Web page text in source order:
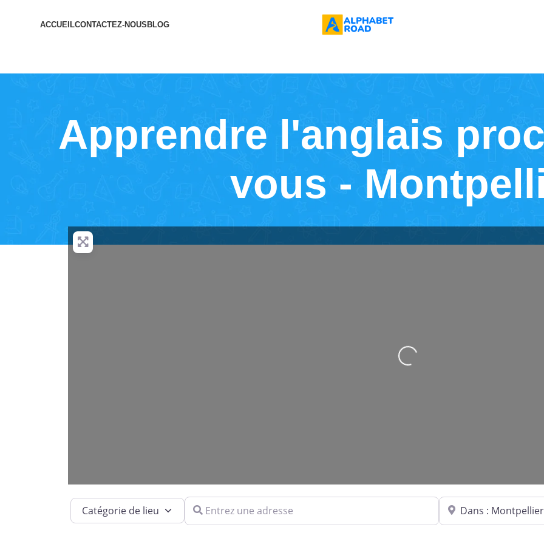
ACCUEILCONTACTEZ-NOUS BLOG
Apprendre l'anglais
vous -
Loading...
Catégorie de lieu Entrez une adresse Dans quelle ville ?